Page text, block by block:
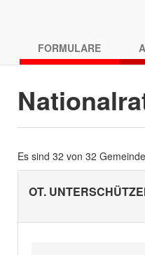
FORMULARE
Es sind 32 von 32
OT.